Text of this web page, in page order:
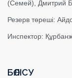
(Семей), Дмитрий
Резерв төреші:
Инспектор:
БӨЛІСУ